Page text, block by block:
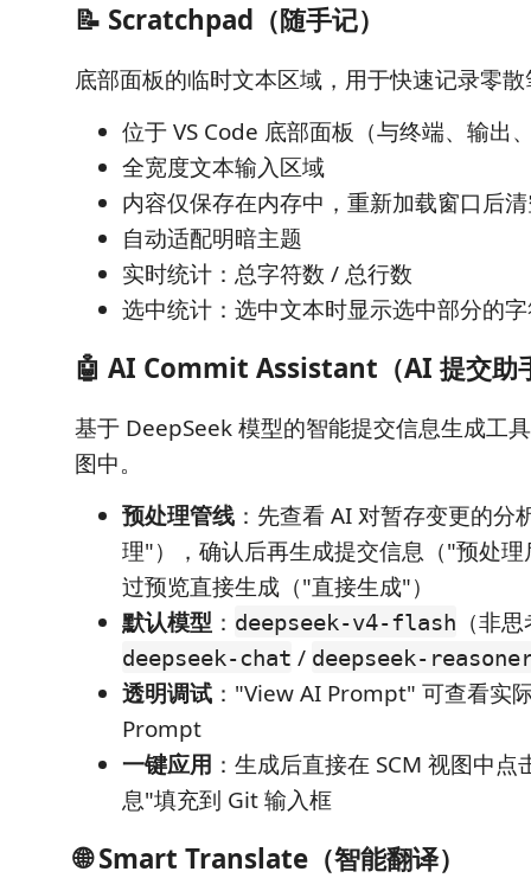
📝 Scratchpad（随手记）
底部面板的临时文本区域，用于快速记录零
位于 VS Code 底部面板（与终端、输出
全宽度文本输入区域
内容仅保存在内存中，重新加载窗口后
自动适配明暗主题
实时统计：总字符数 / 总行数
选中统计：选中文本时显示选中部分的
🤖 AI Commit Assistant（AI 提交助
基于 DeepSeek 模型的智能提交信息生成工
图中。
预处理管线 ：先查看 AI 对暂存变更的分
理"），确认后再生成提交信息（"预处
过预览直接生成（"直接生成"）
默认模型 ： deepseek-v4-flash （非
deepseek-chat / deepseek-
透明调试 ："View AI Prompt" 可查看实
Prompt
一键应用 ：生成后直接在 SCM 视图中
息"填充到 Git 输入框
🌐 Smart Translate（智能翻译）